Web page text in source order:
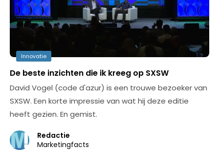
Innovatie
De beste inzichten die ik kreeg op SXSW
David Vogel (code d'azur) is een trouwe bezoeker van
SXSW. Een korte impressie van wat hij deze editie
heeft gezien. En gemist.
Redactie
Marketingfacts